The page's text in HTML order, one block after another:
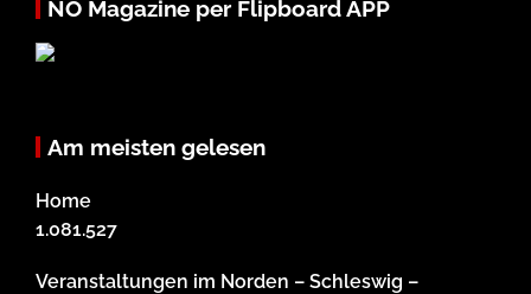
NO Magazine per Flipboard APP
Am meisten gelesen
Home
1.081.527
Veranstaltungen im Norden – Schleswig –